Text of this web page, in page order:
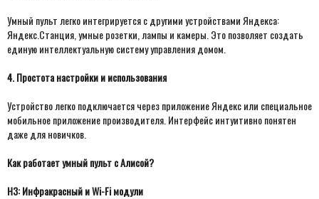
Умный пульт легко интегрируется с другими устройствами Яндекса:
Яндекс.Станция, умные розетки, лампы и камеры. Это позволяет создать
единую интеллектуальную систему управления домом.
4. Простота настройки и использования
Устройство легко подключается через приложение Яндекс или специальное
мобильное приложение производителя. Интерфейс интуитивно понятен
даже для новичков.
Как работает умный пульт с Алисой?
H3: Инфракрасный и Wi-Fi модули